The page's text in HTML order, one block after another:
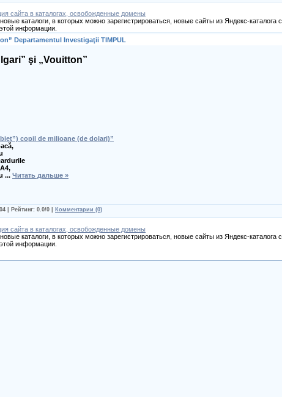
сайта в каталогах, освобожденные домены
каталоги, в которых можно зарегистрироваться, новые сайты из Яндекс-каталога с
информации.
Departamentul Investigaţii TIMPUL
şi „Vouitton”
copil de milioane (de dolari)”
... Читать дальше »
| Рейтинг: 0.0/0 | Комментарии (0)
сайта в каталогах, освобожденные домены
каталоги, в которых можно зарегистрироваться, новые сайты из Яндекс-каталога с
информации.